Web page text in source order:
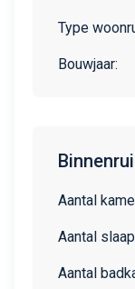
Type
Bouwjaar:
Aantal
Aantal
Aantal